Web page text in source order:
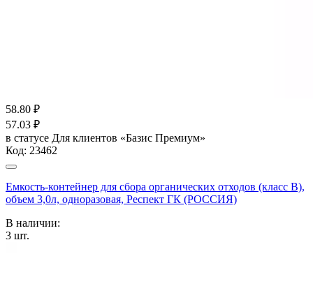
58.80 ₽
57.03 ₽
в статусе Для клиентов «Базис Премиум»
Код: 23462
Емкость-контейнер для сбора органических отходов (класс В),
объем 3,0л, одноразовая, Респект ГК (РОССИЯ)
В наличии:
3 шт.